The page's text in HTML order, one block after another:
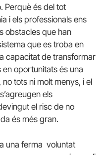
Perquè és del tot
i els professionals ens
obstacles que han
que es troba en
capacitat de transformar
oportunitats és una
tots ni molt menys, i el
els
el risc de no
és més gran.
una ferma voluntat